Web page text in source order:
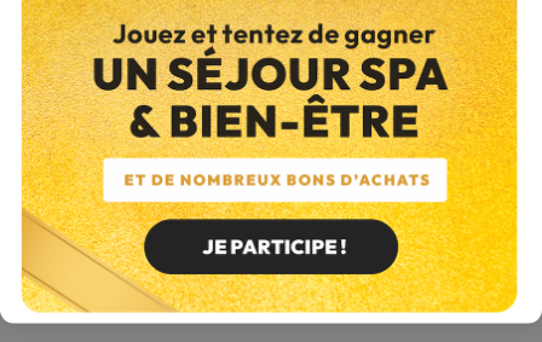
Prime "gain énergétique" :cette prime est cumulable avec la
subvention et vise à récompenser les projets générant les
économies d'énergie les plus importantes.
Une aide supplémentaire est accordée sous conditions de
ressources.
Le programme "Habiter Mieux" propose également un
accompagnement par des conseillers spécialisés afin de vous
aider à définir le projet le plus adapté à vos besoins et à
maximiser les aides auxquelles vous pouvez prétendre.
Plus de 67 000 logements dans les Yvelines peuvent bénéficier de
ces aides.